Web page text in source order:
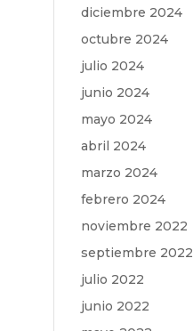
diciembre 2024
octubre 2024
julio 2024
junio 2024
mayo 2024
abril 2024
marzo 2024
febrero 2024
noviembre 2022
septiembre 2022
julio 2022
junio 2022